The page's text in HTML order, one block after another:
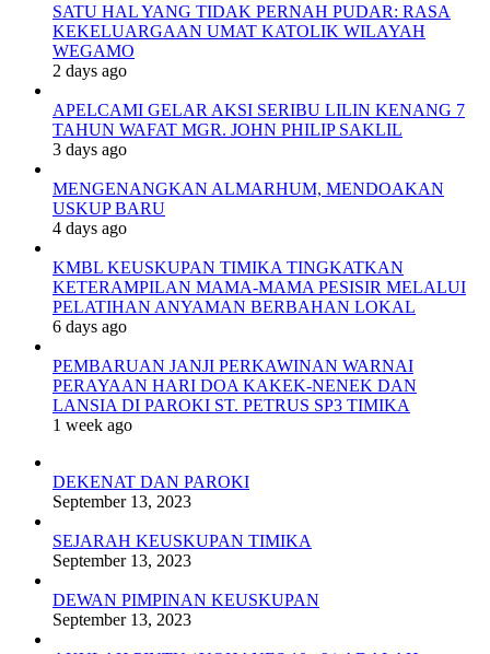
SATU HAL YANG TIDAK PERNAH PUDAR: RASA
KEKELUARGAAN UMAT KATOLIK WILAYAH
WEGAMO
2 days ago
APELCAMI GELAR AKSI SERIBU LILIN KENANG 7
TAHUN WAFAT MGR. JOHN PHILIP SAKLIL
3 days ago
MENGENANGKAN ALMARHUM, MENDOAKAN
USKUP BARU
4 days ago
KMBL KEUSKUPAN TIMIKA TINGKATKAN
KETERAMPILAN MAMA-MAMA PESISIR MELALUI
PELATIHAN ANYAMAN BERBAHAN LOKAL
6 days ago
PEMBARUAN JANJI PERKAWINAN WARNAI
PERAYAAN HARI DOA KAKEK-NENEK DAN
LANSIA DI PAROKI ST. PETRUS SP3 TIMIKA
1 week ago
DEKENAT DAN PAROKI
September 13, 2023
SEJARAH KEUSKUPAN TIMIKA
September 13, 2023
DEWAN PIMPINAN KEUSKUPAN
September 13, 2023